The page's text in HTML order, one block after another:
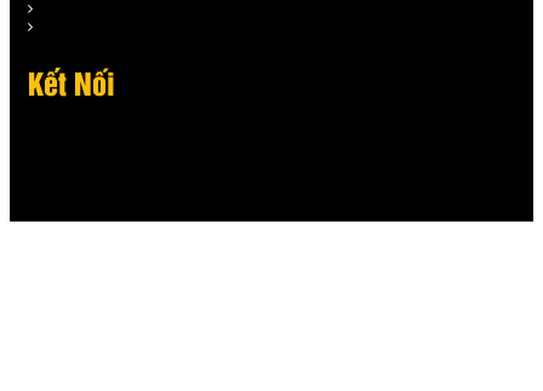
Kết Nối